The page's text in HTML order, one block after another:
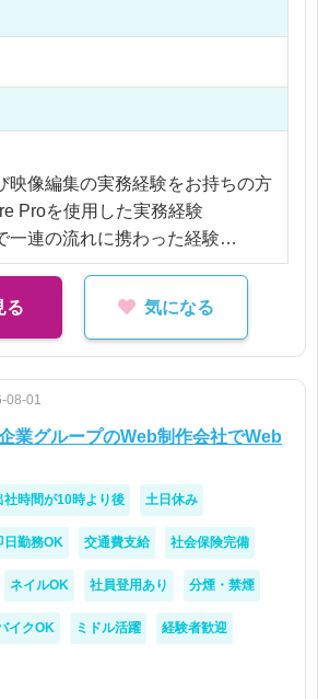
ご応募ください。
わたる映像の撮影・編集です。
けではなく、グループの想いや事
人に伝わる形へ変換していく仕事
アの魅力発信や、地域の未来づく
ができ、自分の制作物が社内外の
生み出していくやりがいがありま
編集スキルに加えて、新しい技術
表現の幅を広げていける環境で
5,000,000円
遇
映像編集の実務経験をお持ちの方
Proを使用した実務経験
一連の流れに携わった経験
用経験
画、テレビ番組等の制作経験
験
ール利用経験
する知識・経験
許（撮影移動のため）
る 気になる
08-01
業グループのWeb制作会社でWeb
社時間が10時より後 土日休み
日勤務OK 交通費支給 社会保険完備
ネイルOK 社員登用あり 分煙・禁煙
イクOK ミドル活躍 経験者歓迎